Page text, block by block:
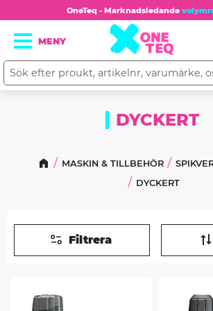
Meny
OneTeq - Marknadsledande
DYCKERT
MASKIN & TILLBEHÖR
DYCKERT
Filtrera